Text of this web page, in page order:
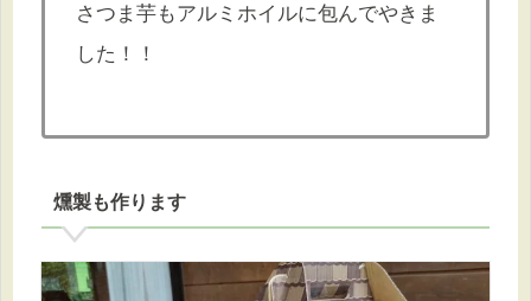
さつま芋もアルミホイルに包んでやきま
した！！
燻製も作ります